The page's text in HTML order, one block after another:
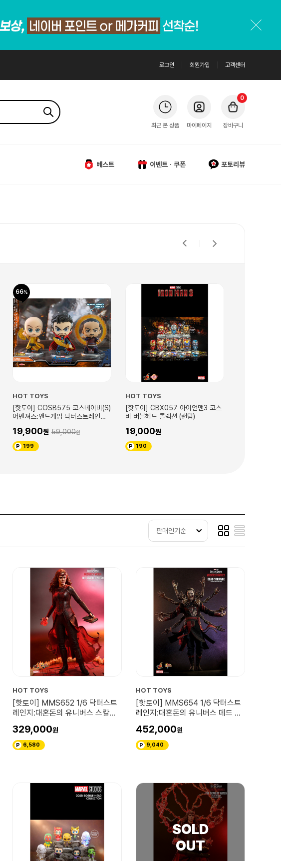
로그인 회원가입 고객센터
최근 본 상품 마이페이지 장바구니
0
베스트 이벤트ㆍ쿠폰 포토리뷰
스베이비(S)
스트레인지,
[핫토이] CBX057 아이언맨3 코스
비 버블헤드 콜렉션 (랜덤)
19,000
[핫토이] CBX094 코스비 버블헤드
컬렉션 마블 디즈니 플러스 시리즈 2
판매인기순
HOT TOYS
[핫토이] MMS652 1/6 닥터스트
레인지:대혼돈의 유니버스 스칼렛
329,000
6,580
HOT TOYS
[핫토이] MMS654 1/6 닥터스트
레인지:대혼돈의 유니버스 데드 스
452,000
9,040